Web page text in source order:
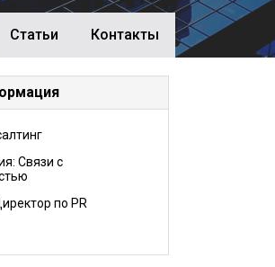
Cтатьи Контакты
Связи с
по PR